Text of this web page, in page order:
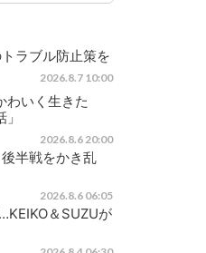
ラブル防止策を
2026.8.7 10:00
わいく生きた
2026.8.6 20:00
後半戦をかき乱
2026.8.6 06:05
＆SUZUが